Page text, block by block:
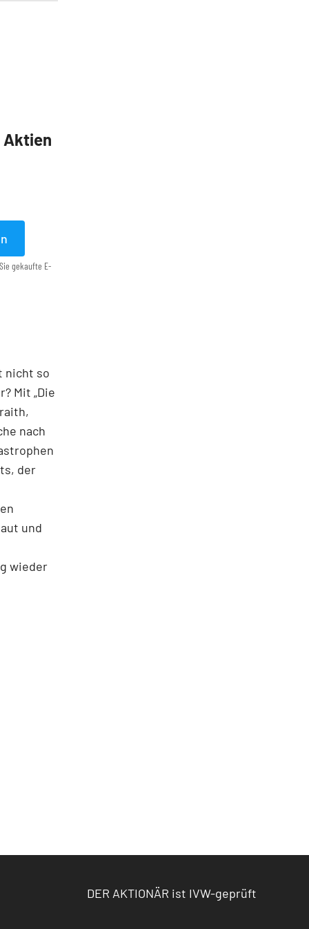
Aktien
gekaufte E-
nicht so
Mit „Die
nach
der
und
wieder
DER AKTIONÄR ist IVW-geprüft